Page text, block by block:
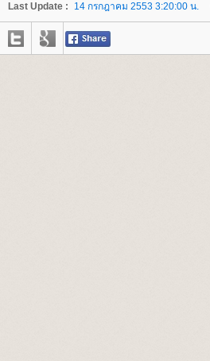
Last Update :
14 กรกฎาคม 2553 3:20:00 น.